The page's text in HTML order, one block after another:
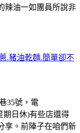
辣油一如團員所說非
.豬油乾麵.簡單卻不
35號，電
期日休)有些店還得
享。前陣子在咱們新